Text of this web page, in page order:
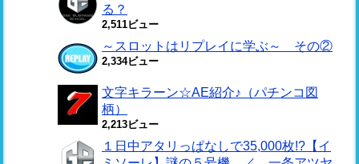
る？
2,511ビュー
～スロットはリプレイに学ぶ～ その②
2,334ビュー
文字キラーン☆AE紹介♪（パチンコ図
柄）
2,213ビュー
１日中アタリっぱなしで35,000枚!?【イ